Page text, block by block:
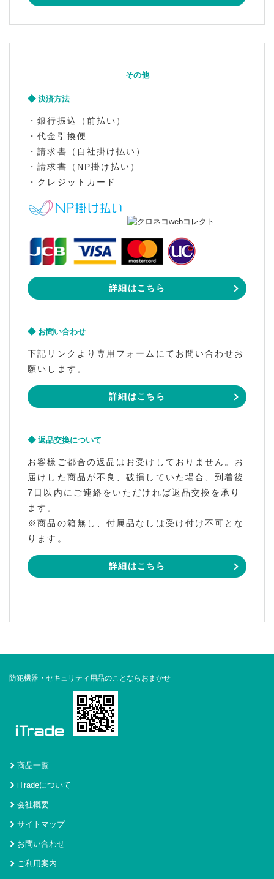
その他
決済方法
・銀行振込（前払い）
・代金引換便
・請求書（自社掛け払い）
・請求書（NP掛け払い）
・クレジットカード
詳細はこちら
お問い合わせ
下記リンクより専用フォームにてお問い合わせお
願いします。
詳細はこちら
返品交換について
お客様ご都合の返品はお受けしておりません。お
届けした商品が不良、破損していた場合、到着後
7日以内にご連絡をいただければ返品交換を承り
ます。
※商品の箱無し、付属品なしは受け付け不可とな
ります。
詳細はこちら
防犯機器・セキュリティ用品のことならおまかせ
商品一覧
iTradeについて
会社概要
サイトマップ
お問い合わせ
ご利用案内